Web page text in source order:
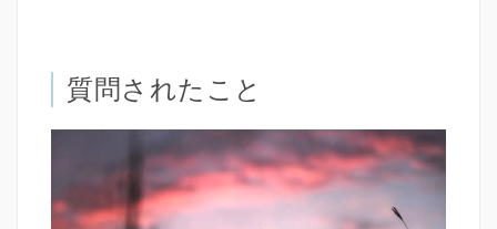
質問されたこと